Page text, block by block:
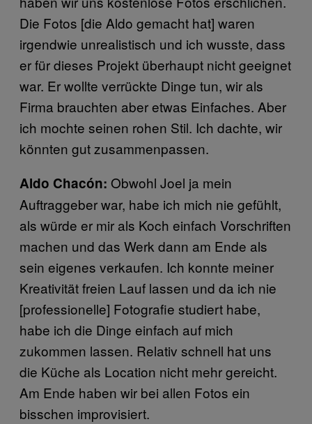
Die Fotos [die Aldo gemacht hat] waren
irgendwie unrealistisch und ich wusste, dass
er für dieses Projekt überhaupt nicht geeignet
war. Er wollte verrückte Dinge tun, wir als
Firma brauchten aber etwas Einfaches. Aber
ich mochte seinen rohen Stil. Ich dachte, wir
könnten gut zusammenpassen.
Aldo Chacón: Obwohl Joel ja mein
Auftraggeber war, habe ich mich nie gefühlt,
als würde er mir als Koch einfach Vorschriften
machen und das Werk dann am Ende als
sein eigenes verkaufen. Ich konnte meiner
Kreativität freien Lauf lassen und da ich nie
[professionelle] Fotografie studiert habe,
habe ich die Dinge einfach auf mich
zukommen lassen. Relativ schnell hat uns
die Küche als Location nicht mehr gereicht.
Am Ende haben wir bei allen Fotos ein
bisschen improvisiert.